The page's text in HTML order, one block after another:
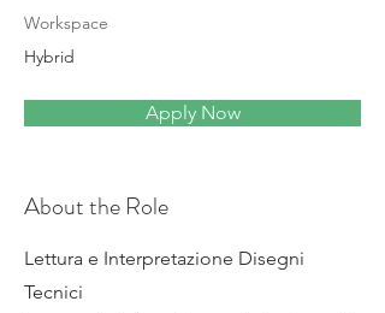
Workspace
Hybrid
Apply Now
About the Role
Lettura e Interpretazione Disegni
Tecnici